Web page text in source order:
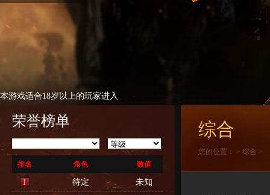
本游戏适合18岁以上的玩家进入
荣誉榜单
排名 角色 数值
1 待定 未知
综合
您的位置： > 综合 >